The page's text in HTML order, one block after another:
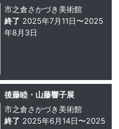
市之倉さかづき美術館
終了 2025年7月11日〜2025
年8月3日
後藤睦・山藤響子展
市之倉さかづき美術館
終了 2025年6月14日〜2025